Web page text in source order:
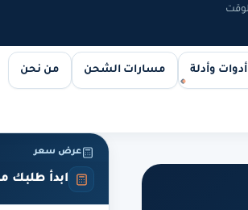
أدوات وأدلة مسارات الشحن من نحن
عرض سعر
ابدأ طلبك